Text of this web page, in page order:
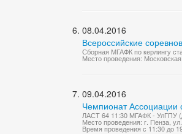
08.04.2016
Всероссийские
Сборная МГАФК по керлингу
Место проведения:
09.04.2016
Чемпионат Ассоциации
ЛАСТ 64 11:30 МГАФК - УлГПУ
Место проведения: г. Пенза,
Время проведения с 11:30 до